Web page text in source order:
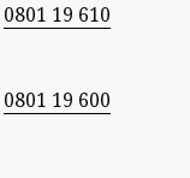
0801 19 610
0801 19 600